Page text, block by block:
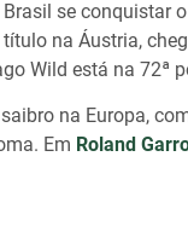
se conquistar
na Áustria,
Wild está na 72ª
na Europa,
Em Roland